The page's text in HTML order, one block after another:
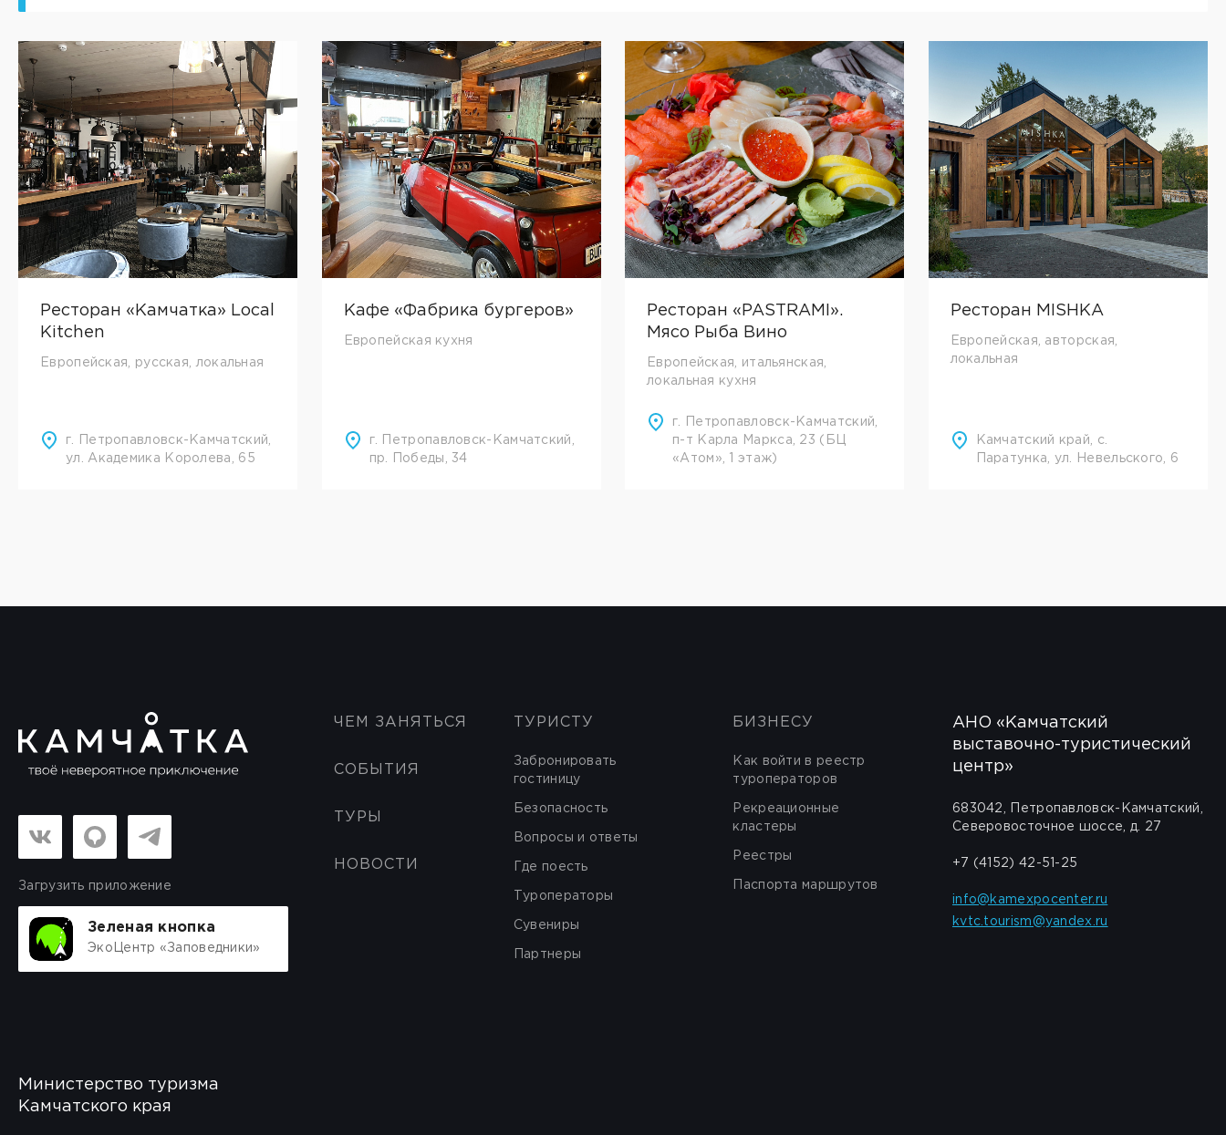
Ресторан «Камчатка» Local
Kitchen
Европейская, русская, локальная
г. Петропавловск-Камчатский,
ул. Академика Королева, 65
Кафе «Фабрика бургеров»
Европейская кухня
г. Петропавловск-Камчатский,
пр. Победы, 34
Ресторан «PASTRAMI».
Мясо Рыба Вино
Европейская, итальянская,
локальная кухня
г. Петропавловск-Камчатский,
п-т Карла Маркса, 23 (БЦ
«Атом», 1 этаж)
Ресторан MISHKA
Европейская, авторская,
локальная
Камчатский край, с.
Паратунка, ул. Невельского, 6
Загрузить приложение
Зеленая кнопка
ЭкоЦентр «Заповедники»
ЧЕМ ЗАНЯТЬСЯ
СОБЫТИЯ
ТУРЫ
НОВОСТИ
ТУРИСТУ
Забронировать
гостиницу
Безопасность
Вопросы и ответы
Где поесть
Туроператоры
Сувениры
Партнеры
БИЗНЕСУ
Как войти в реестр
туроператоров
Рекреационные
кластеры
Реестры
Паспорта маршрутов
АНО «Камчатский
выставочно-туристический
центр»
683042, Петропавловск-Камчатский,
Северовосточное шоссе, д. 27
+7 (4152) 42-51-25
info@kamexpocenter.ru
kvtc.tourism@yandex.ru
Министерство туризма
Камчатского края